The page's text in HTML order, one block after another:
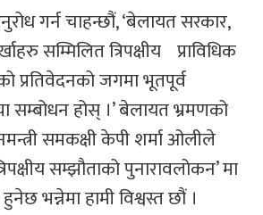
गर्न चाहन्छौं, ‘बेलायत सरकार,
सम्मिलित त्रिपक्षीय प्राविधिक
प्रतिवेदनको जगमा भूतपूर्व
सम्बोधन होस् ।’ बेलायत भ्रमणको
समकक्षी केपी शर्मा ओलीले
सम्झौताको पुनारावलोकन’ मा
भन्नेमा हामी विश्वस्त छौं ।